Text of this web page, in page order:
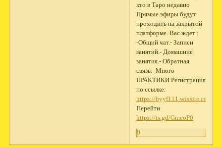
кто в Таро недавно
Прямые эфиры будут
проходить на закрытой
платформе. Вас ждет :
-Общий чат.- Записи
занятий.- Домашние
занятия.- Обратная
связь.- Много
ПРАКТИКИ Регистрация
по ссылке:
https://byyf111.wixsite.com/
Перейти
https://is.gd/GmeoP0
0